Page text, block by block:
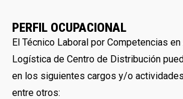
PERFIL OCUPACIONAL
El Técnico Laboral por Competencias
Logística de Centro de Distribución
en los siguientes cargos y/o
entre otros: